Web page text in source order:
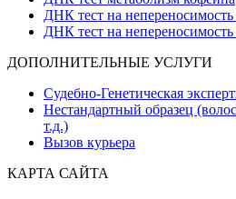
ДНК тест на непереносимость
ДНК тест на непереносимость
ДОПОЛНИТЕЛЬНЫЕ УСЛУГИ
Судебно-Генетическая
Нестандартный образец
т.д.)
Вызов курьера
КАРТА САЙТА